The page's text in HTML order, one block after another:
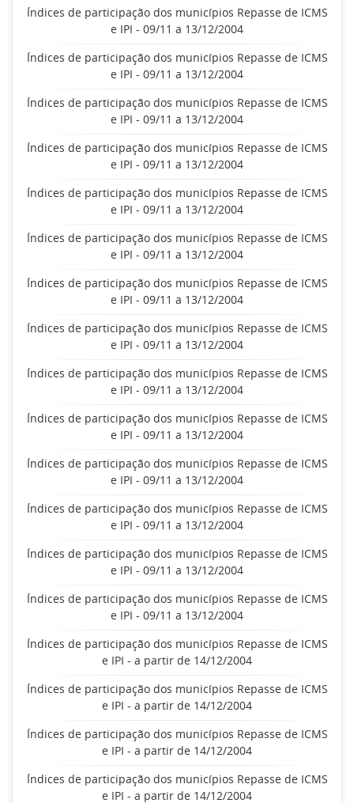
Índices de participação dos municípios Repasse de ICMS
e IPI - 09/11 a 13/12/2004
Índices de participação dos municípios Repasse de ICMS
e IPI - 09/11 a 13/12/2004
Índices de participação dos municípios Repasse de ICMS
e IPI - 09/11 a 13/12/2004
Índices de participação dos municípios Repasse de ICMS
e IPI - 09/11 a 13/12/2004
Índices de participação dos municípios Repasse de ICMS
e IPI - 09/11 a 13/12/2004
Índices de participação dos municípios Repasse de ICMS
e IPI - 09/11 a 13/12/2004
Índices de participação dos municípios Repasse de ICMS
e IPI - 09/11 a 13/12/2004
Índices de participação dos municípios Repasse de ICMS
e IPI - 09/11 a 13/12/2004
Índices de participação dos municípios Repasse de ICMS
e IPI - 09/11 a 13/12/2004
Índices de participação dos municípios Repasse de ICMS
e IPI - 09/11 a 13/12/2004
Índices de participação dos municípios Repasse de ICMS
e IPI - 09/11 a 13/12/2004
Índices de participação dos municípios Repasse de ICMS
e IPI - 09/11 a 13/12/2004
Índices de participação dos municípios Repasse de ICMS
e IPI - 09/11 a 13/12/2004
Índices de participação dos municípios Repasse de ICMS
e IPI - 09/11 a 13/12/2004
Índices de participação dos municípios Repasse de ICMS
e IPI - a partir de 14/12/2004
Índices de participação dos municípios Repasse de ICMS
e IPI - a partir de 14/12/2004
Índices de participação dos municípios Repasse de ICMS
e IPI - a partir de 14/12/2004
Índices de participação dos municípios Repasse de ICMS
e IPI - a partir de 14/12/2004